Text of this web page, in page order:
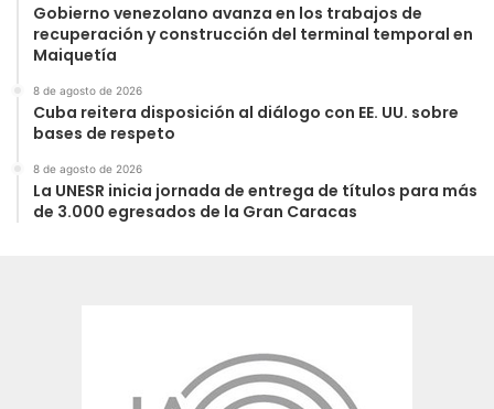
Gobierno venezolano avanza en los trabajos de
recuperación y construcción del terminal temporal en
Maiquetía
8 de agosto de 2026
Cuba reitera disposición al diálogo con EE. UU. sobre
bases de respeto
8 de agosto de 2026
La UNESR inicia jornada de entrega de títulos para más
de 3.000 egresados de la Gran Caracas